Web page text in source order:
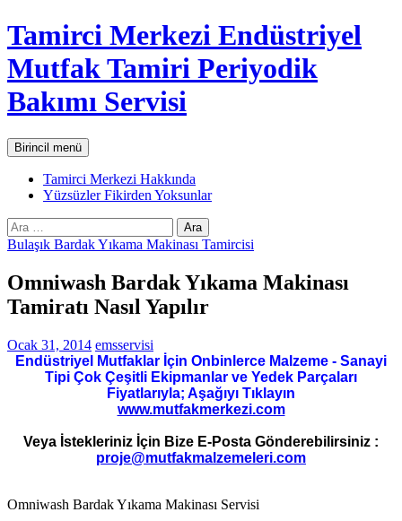
İçeriğe
atla
Tamirci Merkezi Endüstriyel
Mutfak Tamiri Periyodik
Bakımı Servisi
AraBirincil menü
Tamirci Merkezi Hakkında
Yüzsüzler Fikirden Yoksunlar
Arama:
Bulaşık Bardak Yıkama Makinası Tamircisi
Omniwash Bardak Yıkama Makinası
Tamiratı Nasıl Yapılır
Ocak 31, 2014 emsservisi
Endüstriyel Mutfaklar İçin Onbinlerce Malzeme - Sanayi
Tipi Çok Çeşitli Ekipmanlar ve Yedek Parçaları
Fiyatlarıyla; Aşağıyı Tıklayın
www.mutfakmerkezi.com
Veya İstekleriniz İçin Bize E-Posta Gönderebilirsiniz :
proje@mutfakmalzemeleri.com
Omniwash Bardak Yıkama Makinası Servisi